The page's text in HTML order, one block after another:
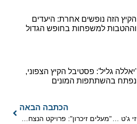
הקיץ הזה נופשים אחרת: היעדים
וההטבות למשפחות בחופש הגדול
'יאללה גליל': פסטיבל הקיץ הצפוני,
נפתח בהשתתפות המונים
פותחים שנה מראש: איזי ג'ט משיקה את לוח הטיסות לאביב 2026
הכתבה הבאה
"מעלים זיכרון": פרויקט הנצחת השואה של Meta ישראל מגיע לנתב"ג